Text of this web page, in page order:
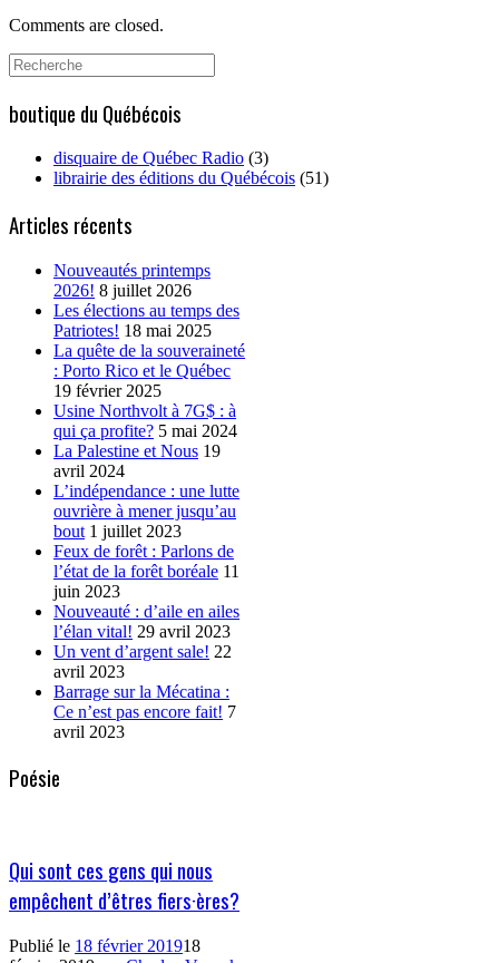
Comments are closed.
Search
for:
boutique du Québécois
disquaire de Québec Radio (3)
librairie des éditions du Québécois (51)
Articles récents
Nouveautés printemps
2026! 8 juillet 2026
Les élections au temps des
Patriotes! 18 mai 2025
La quête de la souveraineté
: Porto Rico et le Québec
19 février 2025
Usine Northvolt à 7G$ : à
qui ça profite? 5 mai 2024
La Palestine et Nous 19
avril 2024
L’indépendance : une lutte
ouvrière à mener jusqu’au
bout 1 juillet 2023
Feux de forêt : Parlons de
l’état de la forêt boréale 11
juin 2023
Nouveauté : d’aile en ailes
l’élan vital! 29 avril 2023
Un vent d’argent sale! 22
avril 2023
Barrage sur la Mécatina :
Ce n’est pas encore fait! 7
avril 2023
Poésie
Qui sont ces gens qui nous
empêchent d’êtres fiers·ères?
Publié le 18 février 201918